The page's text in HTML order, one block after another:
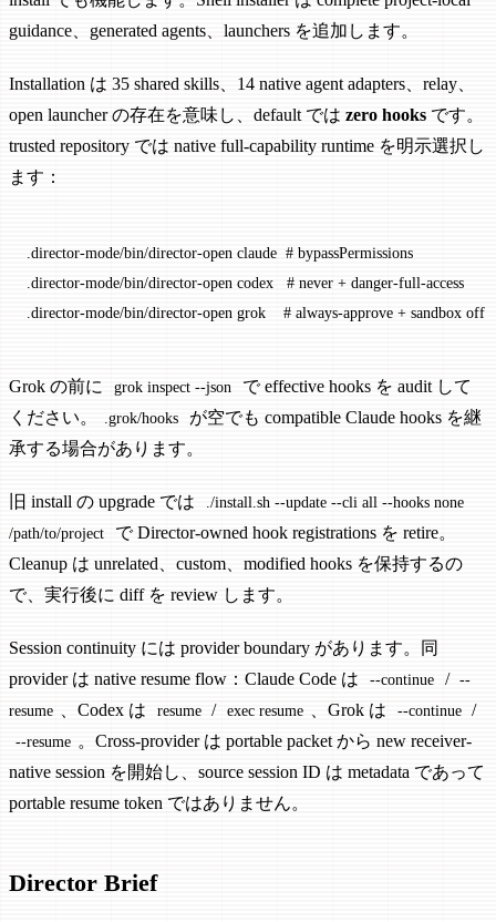
guidance、generated agents、launchers を追加します。
Installation は 35 shared skills、14 native agent adapters、relay、
open launcher の存在を意味し、default では zero hooks です。
trusted repository では native full-capability runtime を明示選択し
ます：
.director-mode/bin/director-open claude
  # bypassPermissions
.director-mode/bin/director-open codex
   # never + danger-full-access
.director-mode/bin/director-open grok
    # always-approve + sandbox off
Grok の前に grok inspect --json
で effective hooks を audit して
ください。
.grok/hooks
が空でも compatible Claude hooks を継
承する場合があります。
旧 install の upgrade では
./install.sh --update --cli all --hooks none
/path/to/project
で Director-owned hook registrations を retire。
Cleanup は unrelated、custom、modified hooks を保持するの
で、実行後に diff を review します。
Session continuity には provider boundary があります。同
provider は native resume flow：Claude Code は
--continue / --
resume 、Codex は resume / exec resume 、Grok は --continue /
--resume 。Cross-provider は portable packet から new receiver-
native session を開始し、source session ID は metadata であって
portable resume token ではありません。
Director Brief